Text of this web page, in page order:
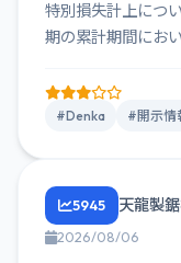
特別損失計上につ
期の累計期間にお
#Denka #開示情
5945 天龍製
2026/08/06